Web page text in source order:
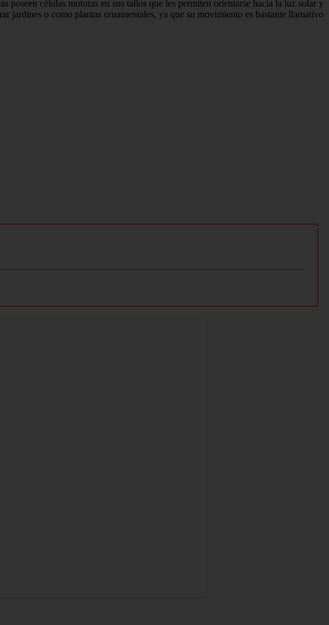
poseen células motoras en sus tallos que les permiten orientarse hacia la luz solar y
jardines o como plantas ornamentales, ya que su movimiento es bastante llamativo